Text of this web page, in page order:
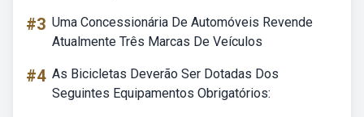
#3 Uma Concessionária De Automóveis Revende
Atualmente Três Marcas De Veículos
#4 As Bicicletas Deverão Ser Dotadas Dos
Seguintes Equipamentos Obrigatórios: